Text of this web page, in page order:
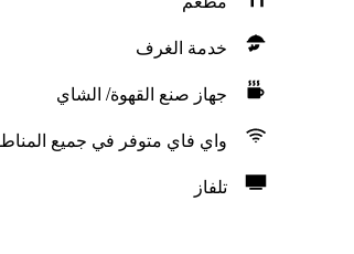
خدمة الغرف
جهاز صنع القهوة/ الشاي
واي فاي متوفر في جميع
تلفاز